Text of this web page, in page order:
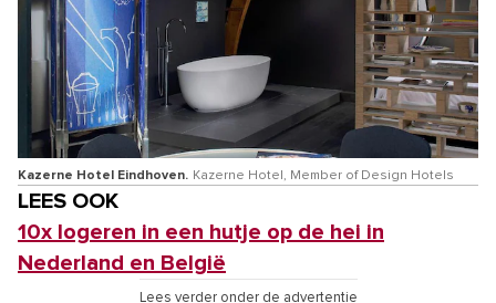
Kazerne Hotel Eindhoven. Kazerne Hotel, Member of Design Hotels
LEES OOK
10x logeren in een hutje op de hei in
Nederland en België
Lees verder onder de advertentie